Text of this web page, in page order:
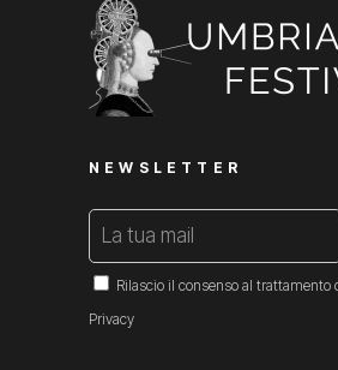
NEWSLETTER
Rilascio il consenso al trattamento
Privacy